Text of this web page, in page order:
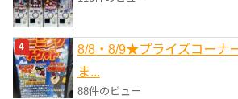
8/8・8/9★プライズコーナ
ま...
88件のビュー